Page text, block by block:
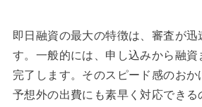
即日融資の最大の特徴は、審査が
す。一般的には、申し込みから融
完了します。そのスピード感のお
予想外の出費にも素早く対応できる